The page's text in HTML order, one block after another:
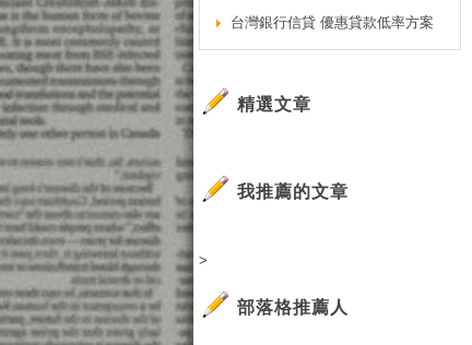
台灣銀行信貸 優惠貸款低率方案
精選文章
我推薦的文章
>
部落格推薦人